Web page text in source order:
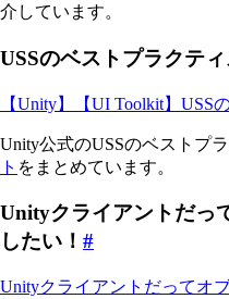
介しています。
USSのベストプラクティ
【Unity】【UI Toolkit】USS
Unity公式のUSSのベストプ
ト をまとめています。
Unityクライアントだっ
したい！ #
Unityクライアントだってオ